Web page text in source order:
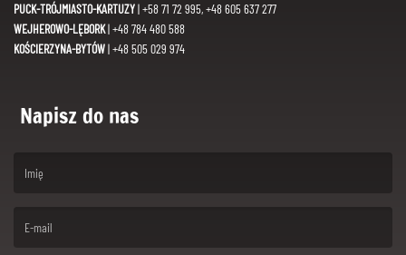
PUCK-TRÓJMIASTO-KARTUZY| +58 71 72 995, +48 605 637 277
WEJHEROWO-LĘBORK| +48 784 480 588
KOŚCIERZYNA-BYTÓW| +48 505 029 974
Napisz do nas